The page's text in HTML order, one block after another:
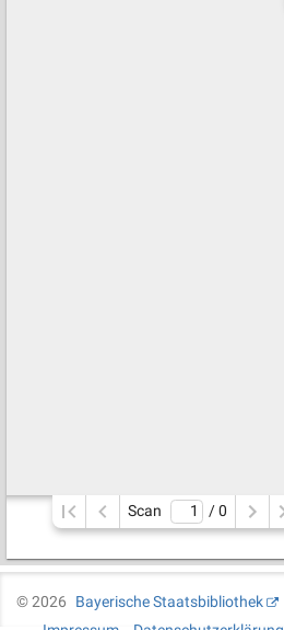
Scan / 0
©2026
Bayerische Staatsbibliothek